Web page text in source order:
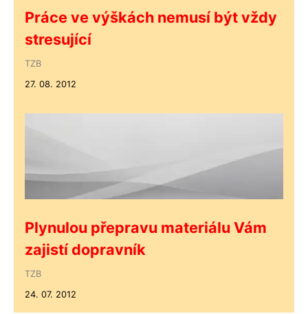
Práce ve výškách nemusí být vždy
stresující
TZB
27. 08. 2012
Plynulou přepravu materiálu Vám
zajistí dopravník
TZB
24. 07. 2012